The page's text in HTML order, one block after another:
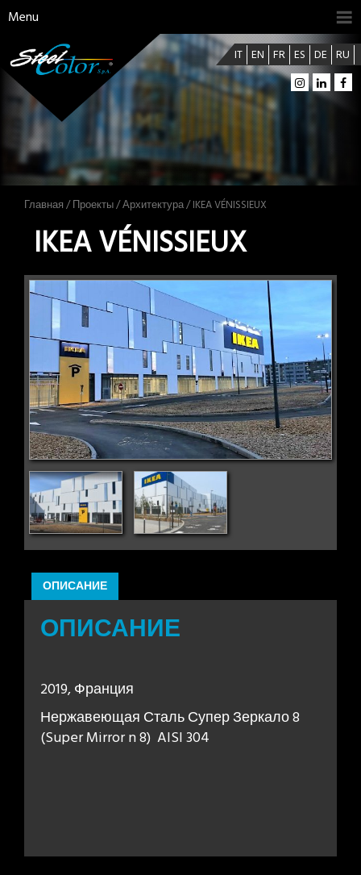
Menu
IT EN FR ES DE RU
Главная /Проекты/Архитектура/ IKEA VÉNISSIEUX
IKEA VÉNISSIEUX
ОПИСАНИЕ
ОПИСАНИЕ
2019, Франция
Нержавеющая Сталь Супер Зеркало 8
(Super Mirror n 8) AISI 304